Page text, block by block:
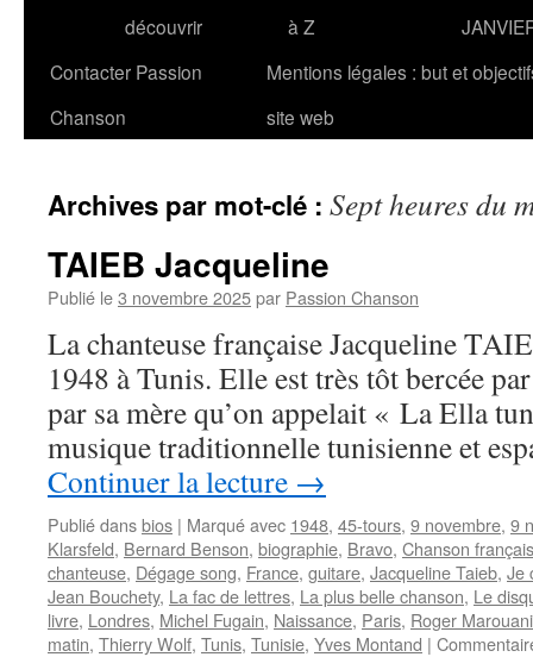
découvrir
à Z
Contacter Passion
Chanson
Mentions légales : but et
site web
Archives par mot-clé : Sept heures du
TAIEB Jacqueline
Publié le3 novembre 2025par Passion Chanson
La chanteuse française Jacqueline
1948 à Tunis. Elle est très tôt bercée
par sa mère qu’on appelait « La Ella
musique traditionnelle tunisienne et
Continuer la lecture →
Publié dansbios | Marqué avec 1948, 45-tours, 9 novembre, 9
Klarsfeld, Bernard Benson, biographie, Bravo, Chanson
chanteuse, Dégage song, France, guitare, Jacqueline Taieb, Je
Jean Bouchety, La fac de lettres, La plus belle chanson, Le
livre, Londres, Michel Fugain, Naissance, Paris, Roger Marouani
matin, Thierry Wolf, Tunis, Tunisie, Yves Montand |